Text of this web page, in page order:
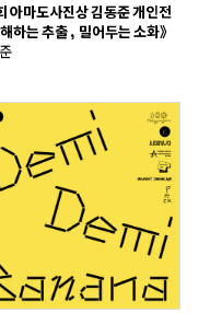
아마도사진상 김동준 개인전
해하는 추출, 밀어두는 소화》